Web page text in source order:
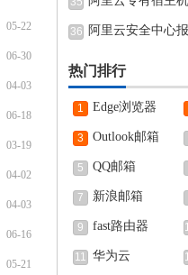
05-22
06-30
04-03
06-18
03-19
04-02
04-03
06-16
05-21
36 阿里云安全中心
热门排行
1 Edge浏览器
3 Outlook邮箱
5 QQ邮箱
7 新浪邮箱
9 fast路由器
11 华为云